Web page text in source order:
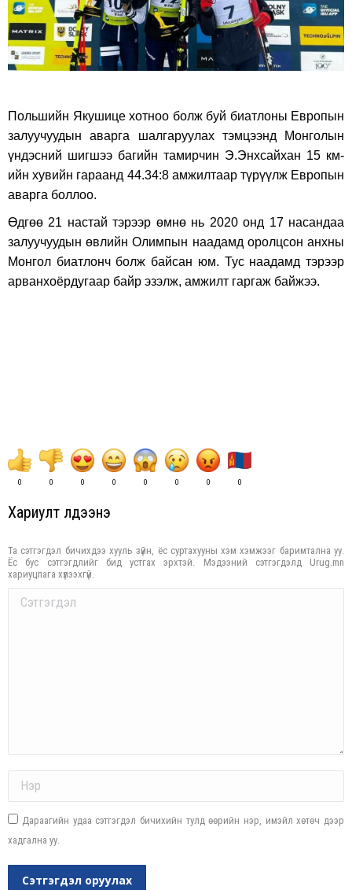
Польшийн Якушице хотноо болж буй биатлоны Европын
залуучуудын аварга шалгаруулах тэмцээнд Монголын
үндэсний шигшээ багийн тамирчин Э.Энхсайхан 15 км-
ийн хувийн гараанд 44.34:8 амжилтаар түрүүлж Европын
аварга боллоо.
Өдгөө 21 настай тэрээр өмнө нь 2020 онд 17 насандаа
залуучуудын өвлийн Олимпын наадамд оролцсон анхны
Монгол биатлонч болж байсан юм. Тус наадамд тэрээр
арванхоёрдугаар байр эзэлж, амжилт гаргаж байжээ.
0 0 0 0 0 0 0 0
Хариулт үлдээнэ үү
Та сэтгэгдэл бичихдээ хууль зүйн, ёс суртахууны хэм хэмжээг баримтална уу.
Ёс бус сэтгэгдлийг бид устгах эрхтэй. Мэдээний сэтгэгдэлд Urug.mn
хариуцлага хүлээхгүй.
Comment
Дараагийн удаа сэтгэгдэл бичихийн тулд өөрийн нэр, имэйл хөтөч дээр
хадгална уу.
Сэтгэгдэл оруулах